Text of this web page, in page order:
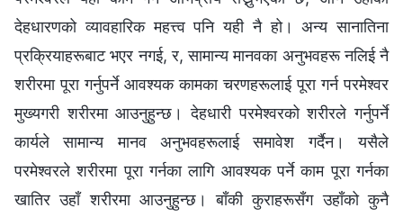
देहधारणको व्यावहारिक महत्त्व पनि यही नै हो। अन्य सानातिना
प्रक्रियाहरूबाट भएर नगई, र, सामान्य मानवका अनुभवहरू नलिई नै
शरीरमा पूरा गर्नुपर्ने आवश्यक कामका चरणहरूलाई पूरा गर्न परमेश्‍वर
मुख्यगरी शरीरमा आउनुहुन्छ। देहधारी परमेश्‍वरको शरीरले गर्नुपर्ने
कार्यले सामान्य मानव अनुभवहरूलाई समावेश गर्दैन। यसैले
परमेश्‍वरले शरीरमा पूरा गर्नका लागि आवश्यक पर्ने काम पूरा गर्नका
खातिर उहाँ शरीरमा आउनुहुन्छ। बाँकी कुराहरूसँग उहाँको कुनै